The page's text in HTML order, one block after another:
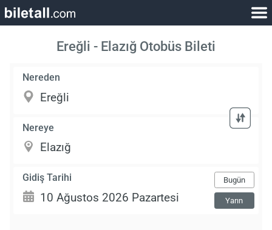
Ereğli - Elazığ Otobüs Bileti
Nereden
Nereye
Gidiş Tarihi Bugün
Yarın